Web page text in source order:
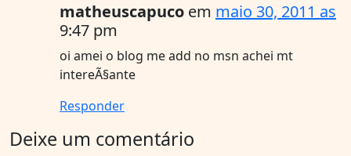
matheuscapuco em maio 30, 2011 as
9:47 pm
oi amei o blog me add no msn achei mt
intereÃ§ante
Responder
Deixe um comentário